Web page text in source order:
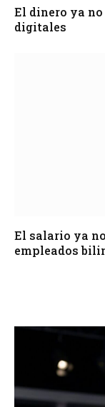
El dinero ya
digitales
El salario ya
empleados